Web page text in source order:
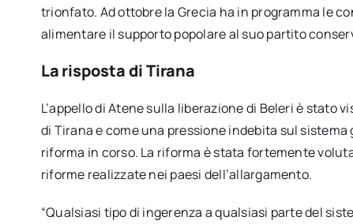
trionfato. Ad ottobre la Grecia ha in programma le
alimentare il supporto popolare al suo partito
La risposta di Tirana
L’appello di Atene sulla liberazione di Beleri è
di Tirana e come una pressione indebita sul
riforma in corso. La riforma è stata fortemente
riforme realizzate nei paesi dell’allargamento.
“Qualsiasi tipo di ingerenza a qualsiasi parte del